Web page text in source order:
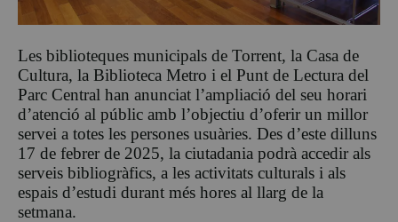
Les biblioteques municipals de Torrent, la Casa de
Cultura, la Biblioteca Metro i el Punt de Lectura del
Parc Central han anunciat l’ampliació del seu horari
d’atenció al públic amb l’objectiu d’oferir un millor
servei a totes les persones usuàries. Des d’este dilluns
17 de febrer de 2025, la ciutadania podrà accedir als
serveis bibliogràfics, a les activitats culturals i als
espais d’estudi durant més hores al llarg de la
setmana.